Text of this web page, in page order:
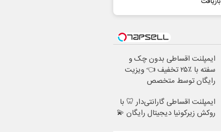
ایمپلنت اقساطی بدون چک و
سفته با ٪۲۵ تخفیف 👈 ویزیت
رایگان توسط متخصص
ایمپلنت اقساطی گارانتی‌دار 🦷 با
روکش زیرکونیا دیجیتال رایگان 💫